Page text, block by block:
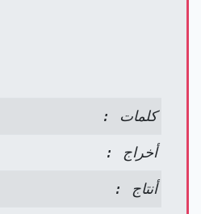
كلمات :
أخراج :
أنتاج :